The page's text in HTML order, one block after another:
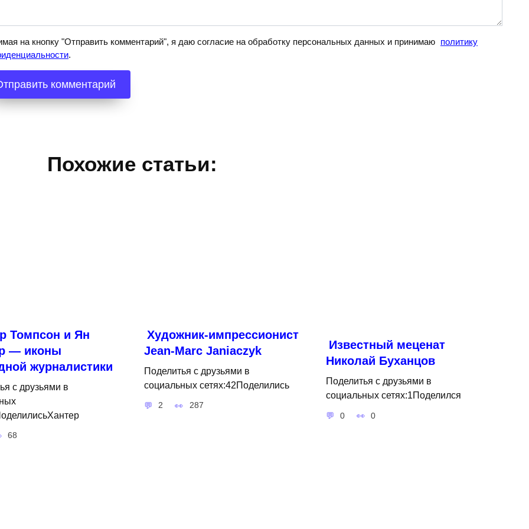
на кнопку "Отправить комментарий", я даю согласие на обработку персональных данных и принимаю политику
.
Похожие статьи:
Томпсон и Ян
— иконы
журналистики
с друзьями в
68
Художник-импрессионист
Jean-Marc Janiaczyk
Поделитья с друзьями в
социальных сетях:42Поделились
2 287
Известный меценат
Николай Буханцов
Поделитья с друзьями в
социальных сетях:1Поделился
0 0